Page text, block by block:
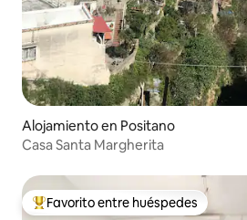
Alojamiento en Positano
Casa Santa Margherita
Favorito entre huéspedes preferido
Favorito entre huéspedes